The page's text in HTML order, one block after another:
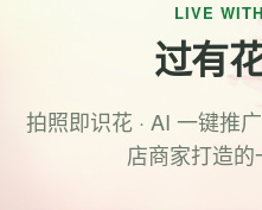
LIVE
过有
拍照即识花 · AI 一键推
店商家打造